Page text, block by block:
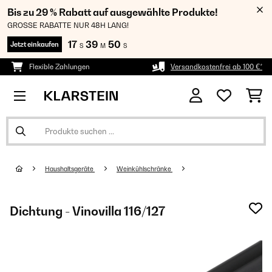
Bis zu 29 % Rabatt auf ausgewählte Produkte!
GROSSE RABATTE NUR 48H LANG!
Jetzt einkaufen 17 S 39 M 50 S
Flexible Zahlungen Versandkostenfrei ab 100 €*
Haushaltsgeräte Weinkühlschränke
Dichtung - Vinovilla 116/127